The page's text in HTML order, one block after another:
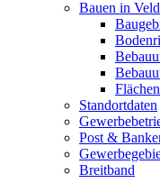
Bauen in
Standortdaten
Post &
Breitband